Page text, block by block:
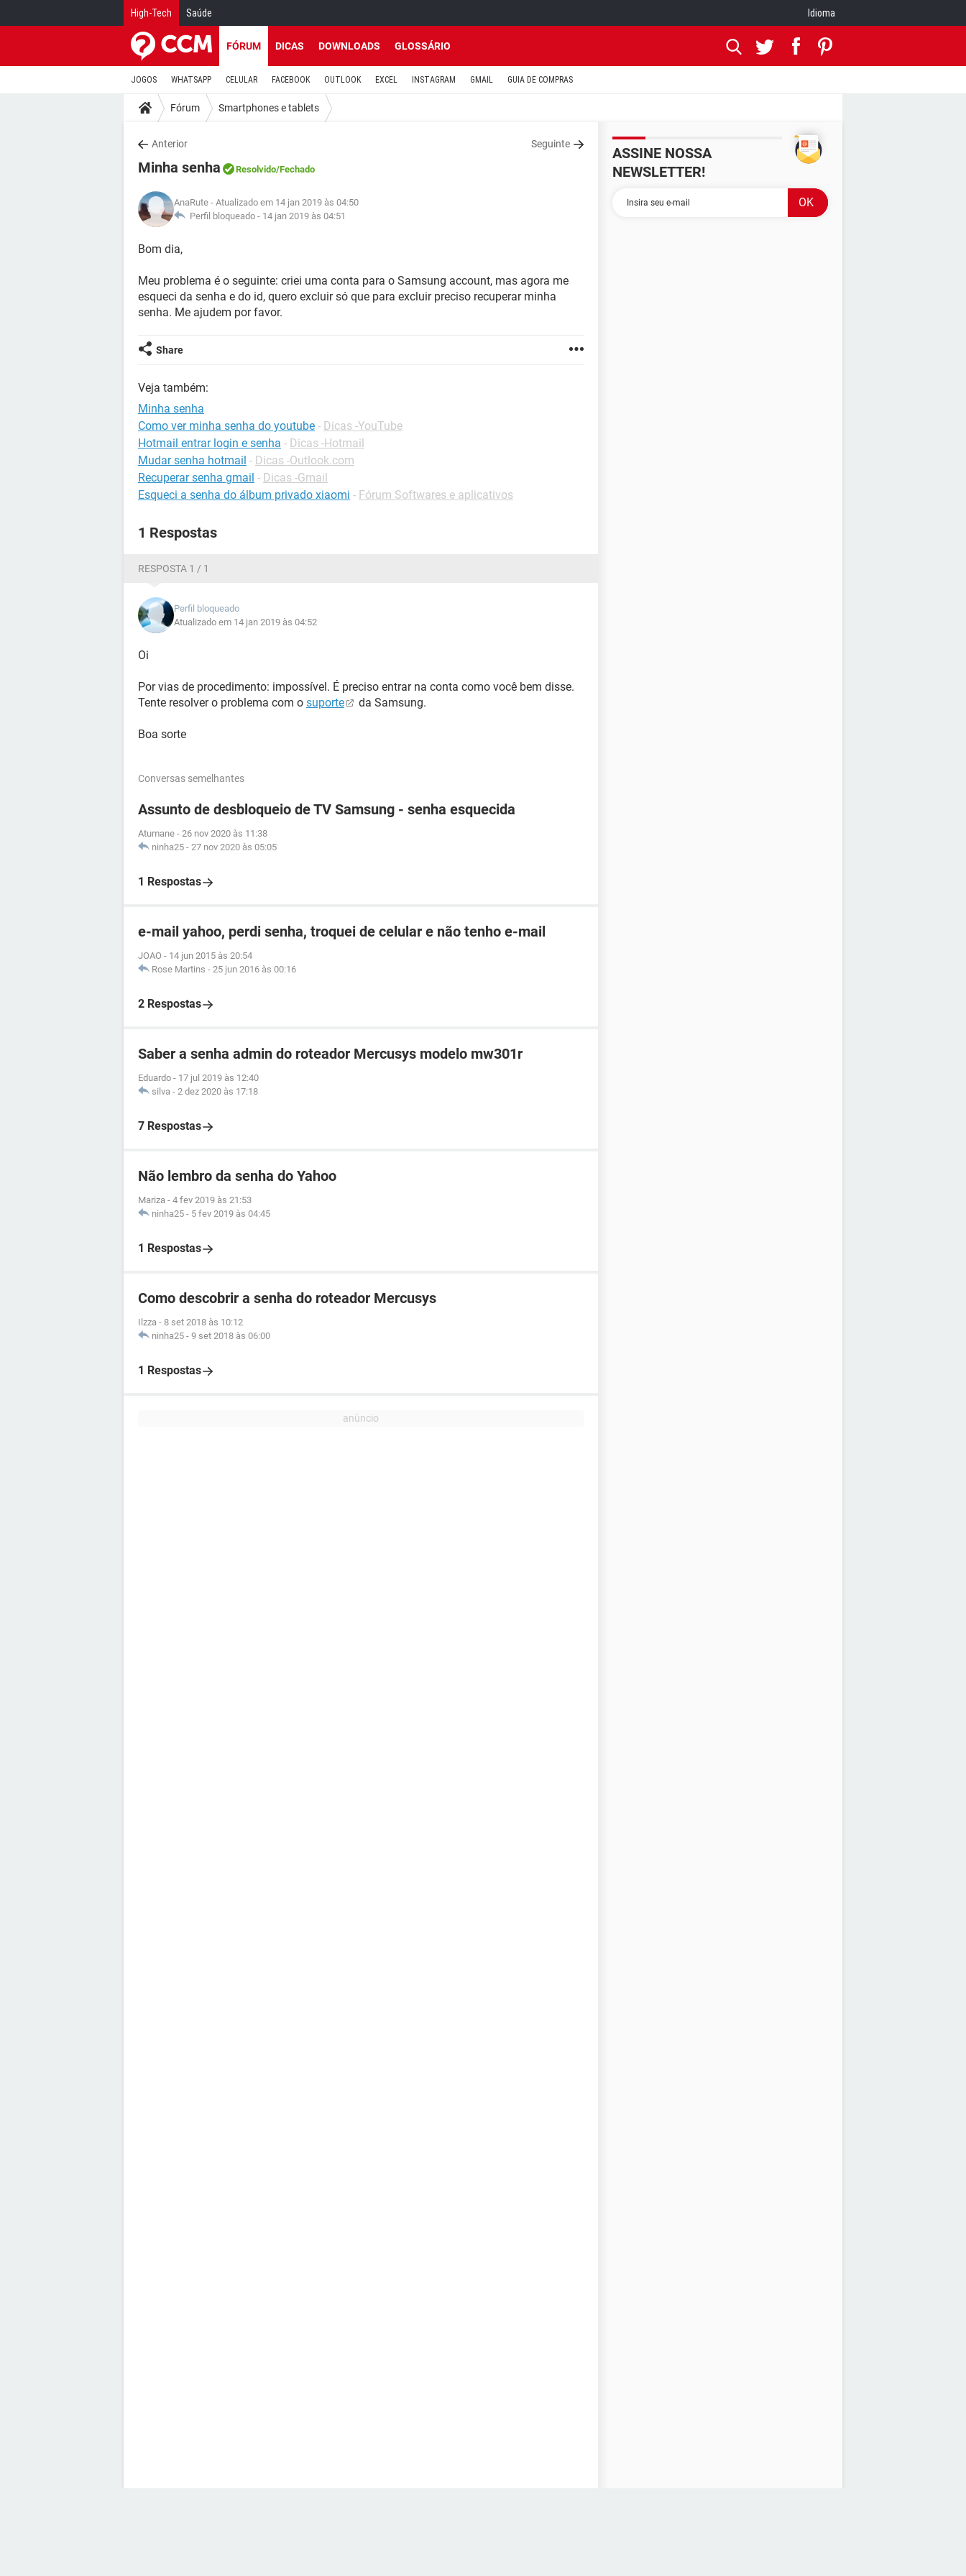
High-Tech Saúde Idioma
FÓRUM DICAS DOWNLOADS GLOSSÁRIO
JOGOS WHATSAPP CELULAR FACEBOOK OUTLOOK EXCEL INSTAGRAM GMAIL GUIA DE COMPRAS
Fórum Smartphones e tablets
Anterior Seguinte
Minha senha Resolvido/Fechado
AnaRute - Atualizado em 14 jan 2019 às 04:50
Perfil bloqueado - 14 jan 2019 às 04:51
Bom dia,
Meu problema é o seguinte: criei uma conta para o Samsung account, mas agora me
esqueci da senha e do id, quero excluir só que para excluir preciso recuperar minha
senha. Me ajudem por favor.
Share
Veja também:
Minha senha
Como ver minha senha do youtube - Dicas -YouTube
Hotmail entrar login e senha - Dicas -Hotmail
Mudar senha hotmail - Dicas -Outlook.com
Recuperar senha gmail - Dicas -Gmail
Esqueci a senha do álbum privado xiaomi - Fórum Softwares e aplicativos
1 Respostas
RESPOSTA 1 / 1
Perfil bloqueado
Atualizado em 14 jan 2019 às 04:52
Oi
Por vias de procedimento: impossível. É preciso entrar na conta como você bem disse.
Tente resolver o problema com o suporte da Samsung.
Boa sorte
Conversas semelhantes
Assunto de desbloqueio de TV Samsung - senha esquecida
Atumane - 26 nov 2020 às 11:38
ninha25 - 27 nov 2020 às 05:05
1 Respostas
e-mail yahoo, perdi senha, troquei de celular e não tenho e-mail
JOAO - 14 jun 2015 às 20:54
Rose Martins - 25 jun 2016 às 00:16
2 Respostas
Saber a senha admin do roteador Mercusys modelo mw301r
Eduardo - 17 jul 2019 às 12:40
silva - 2 dez 2020 às 17:18
7 Respostas
Não lembro da senha do Yahoo
Mariza - 4 fev 2019 às 21:53
ninha25 - 5 fev 2019 às 04:45
1 Respostas
Como descobrir a senha do roteador Mercusys
Ilzza - 8 set 2018 às 10:12
ninha25 - 9 set 2018 às 06:00
1 Respostas
ASSINE NOSSA
NEWSLETTER!